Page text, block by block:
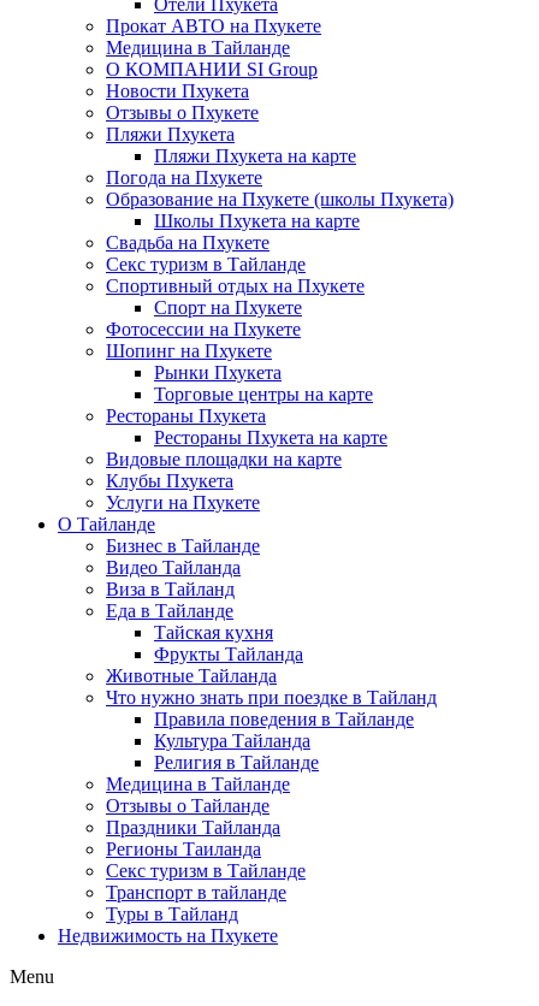
Отели Пхукета
Прокат АВТО на Пхукете
Медицина в Тайланде
О КОМПАНИИ SI Group
Новости Пхукета
Отзывы о Пхукете
Пляжи Пхукета
Пляжи Пхукета на карте
Погода на Пхукете
Образование на Пхукете (школы Пхукета)
Школы Пхукета на карте
Свадьба на Пхукете
Секс туризм в Тайланде
Спортивный отдых на Пхукете
Спорт на Пхукете
Фотосессии на Пхукете
Шопинг на Пхукете
Рынки Пхукета
Торговые центры на карте
Рестораны Пхукета
Рестораны Пхукета на карте
Видовые площадки на карте
Клубы Пхукета
Услуги на Пхукете
О Тайланде
Бизнес в Тайланде
Видео Тайланда
Виза в Тайланд
Еда в Тайланде
Тайская кухня
Фрукты Тайланда
Животные Тайланда
Что нужно знать при поездке в Тайланд
Правила поведения в Тайланде
Культура Тайланда
Религия в Тайланде
Медицина в Тайланде
Отзывы о Тайланде
Праздники Тайланда
Регионы Таиланда
Секс туризм в Тайланде
Транспорт в тайланде
Туры в Тайланд
Недвижимость на Пхукете
Menu